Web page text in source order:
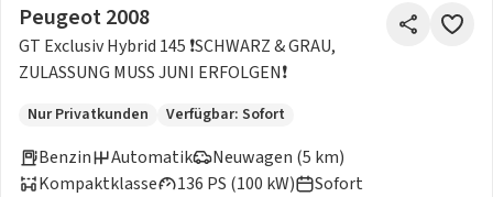
Peugeot 2008
GT Exclusiv Hybrid 145 ❗SCHWARZ & GRAU,
ZULASSUNG MUSS JUNI ERFOLGEN❗
Nur Privatkunden Verfügbar: Sofort
Benzin
Neuwagen (5 km)
136 PS (100 kW)
Automatik
Kompaktklasse
Sofort